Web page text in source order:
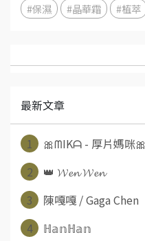
#保濕
#晶華霜 #植萃
最新文章
1
🎀ᗰIKᗩ - 厚片媽咪🎀
2
👑 𝓦𝓮𝓷 𝓦𝓮𝓷
3
陳嘎嘎 / Gaga Chen
4
ℍ𝕒𝕟ℍ𝕒𝕟